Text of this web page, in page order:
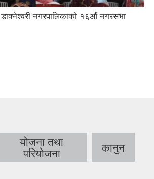
डाक्नेश्वरी नगरपालिकाको १६औं नगरसभा
योजना तथा
परियोजना
कानुन